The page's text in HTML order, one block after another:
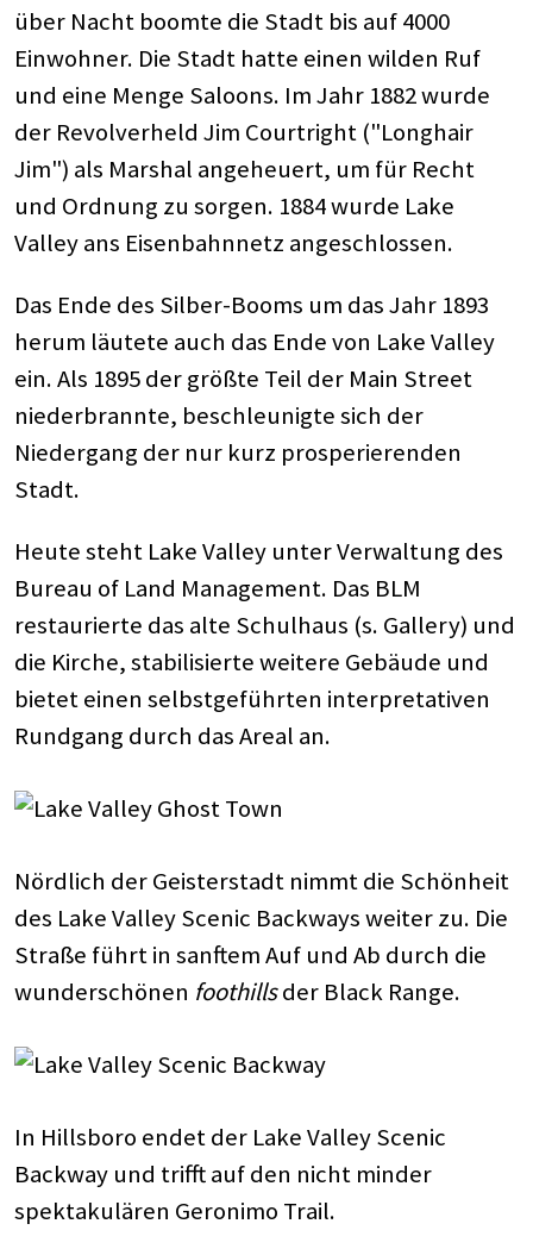
über Nacht boomte die Stadt bis auf 4000
Einwohner. Die Stadt hatte einen wilden Ruf
und eine Menge Saloons. Im Jahr 1882 wurde
der Revolverheld Jim Courtright ("Longhair
Jim") als Marshal angeheuert, um für Recht
und Ordnung zu sorgen. 1884 wurde Lake
Valley ans Eisenbahnnetz angeschlossen.
Das Ende des Silber-Booms um das Jahr 1893
herum läutete auch das Ende von Lake Valley
ein. Als 1895 der größte Teil der Main Street
niederbrannte, beschleunigte sich der
Niedergang der nur kurz prosperierenden
Stadt.
Heute steht Lake Valley unter Verwaltung des
Bureau of Land Management. Das BLM
restaurierte das alte Schulhaus (s. Gallery) und
die Kirche, stabilisierte weitere Gebäude und
bietet einen selbstgeführten interpretativen
Rundgang durch das Areal an.
Nördlich der Geisterstadt nimmt die Schönheit
des Lake Valley Scenic Backways weiter zu. Die
Straße führt in sanftem Auf und Ab durch die
wunderschönen foothillsder Black Range.
In Hillsboro endet der Lake Valley Scenic
Backway und trifft auf den nicht minder
spektakulären Geronimo Trail.